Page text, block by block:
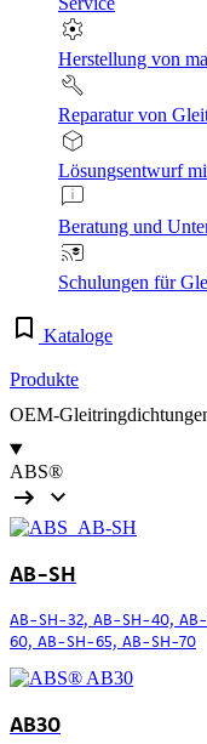
Herstellung von
Reparatur von
Lösungsentwurf
Beratung und
Schulungen für
Kataloge
Produkte
OEM-
ABS®
AB-SH
AB-SH-32, AB-SH-40,
60, AB-SH-65, AB-SH-70
AB30